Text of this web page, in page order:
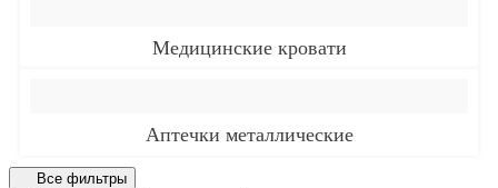
Медицинские кровати
Аптечки металлические
Все фильтры